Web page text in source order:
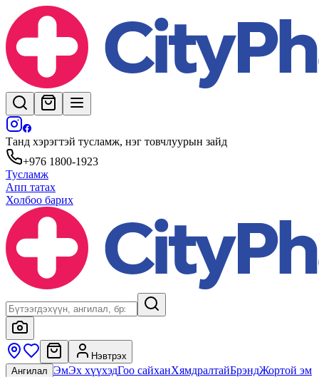
Танд хэрэгтэй тусламж, нэг товчлуурын зайд
+976 1800-1923
Тусламж
Апп татах
Холбоо барих
Нэвтрэх
Ангилал ЭмЭх хүүхэдГоо сайханХямдралтайБрэндЖортой эм